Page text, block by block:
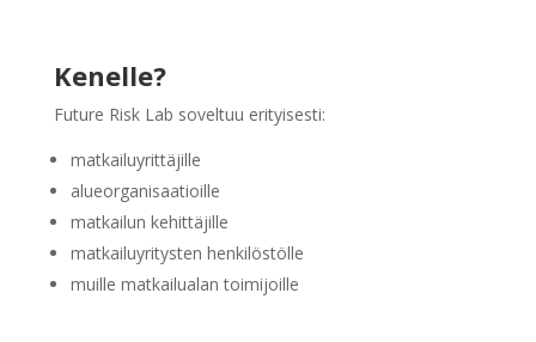
Kenelle?
Future Risk Lab soveltuu erityisesti:
matkailuyrittäjille
alueorganisaatioille
matkailun kehittäjille
matkailuyritysten henkilöstölle
muille matkailualan toimijoille